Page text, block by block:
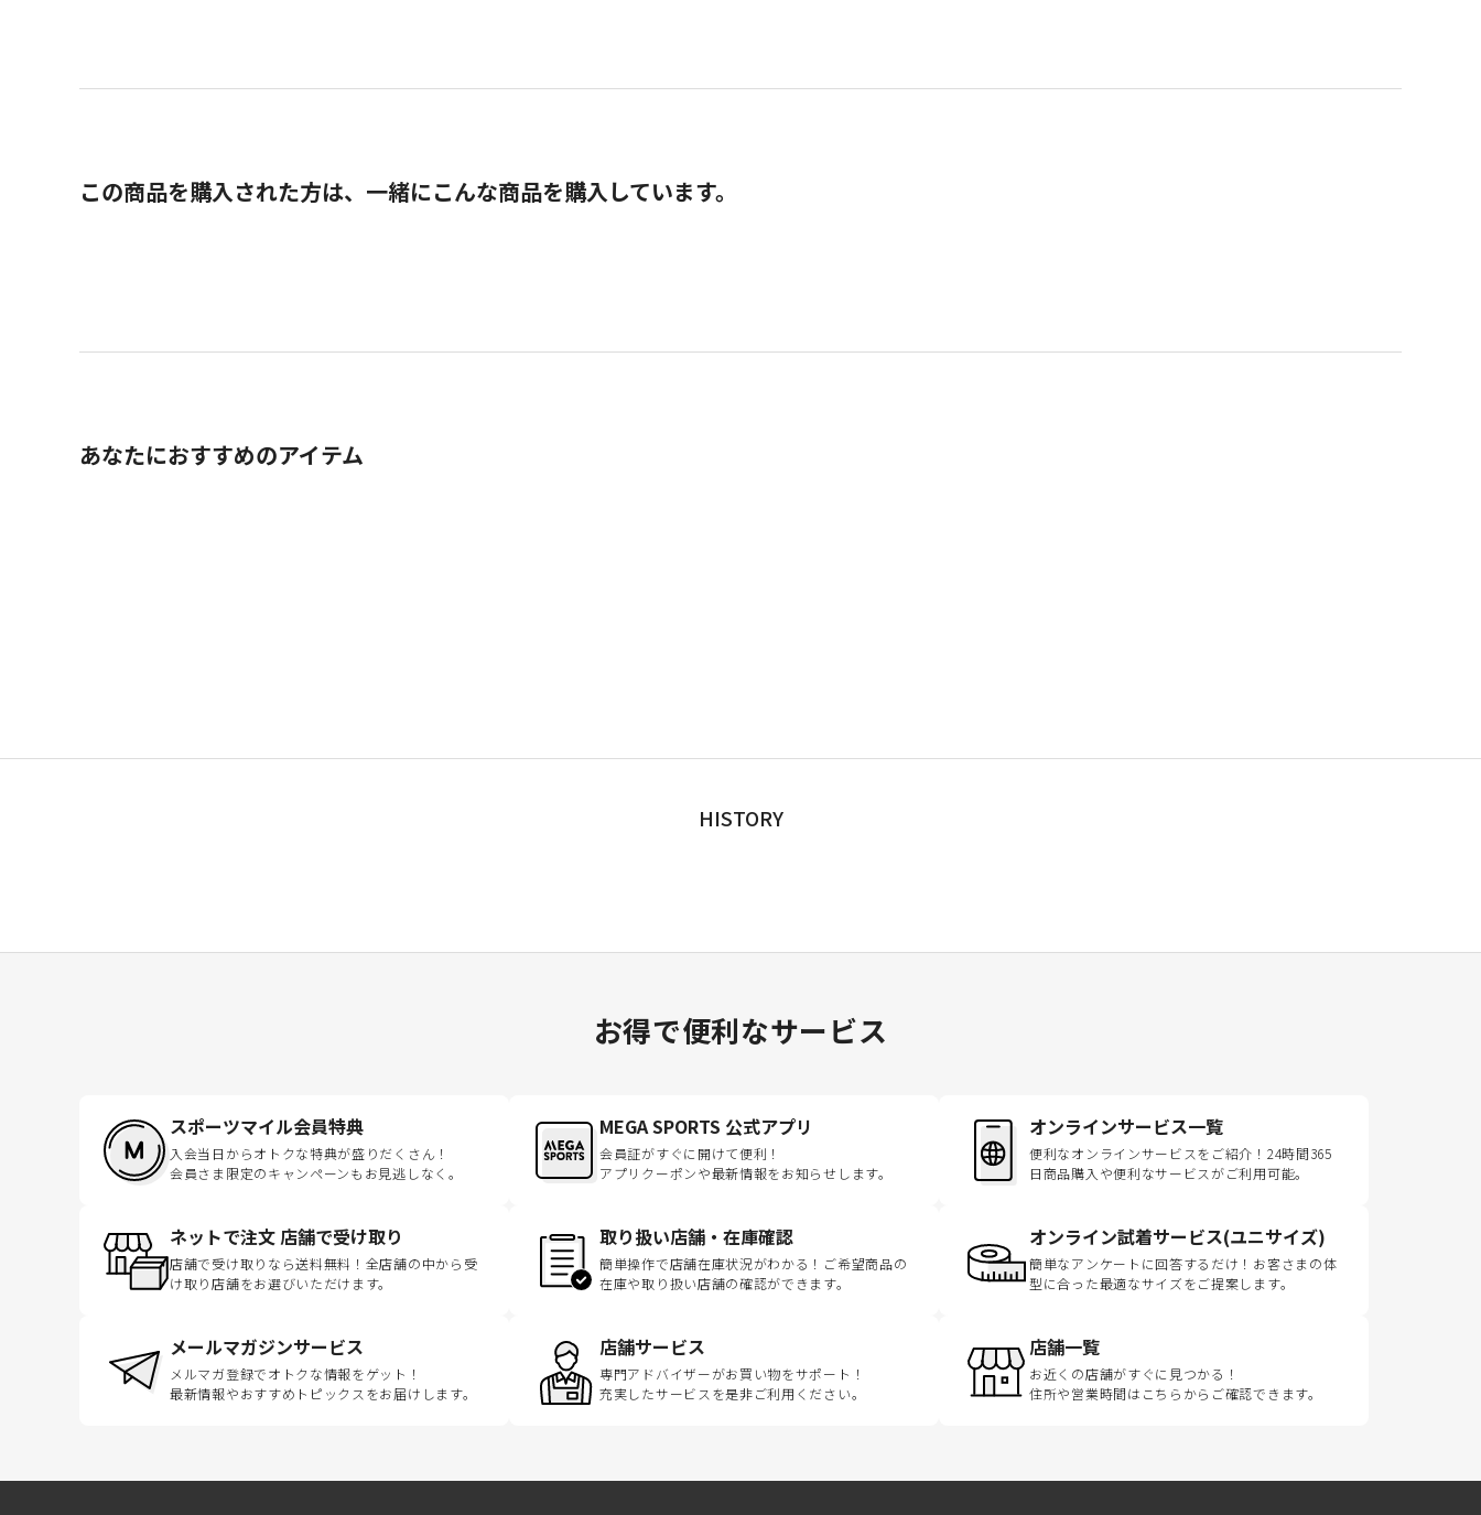
この商品を購入された方は、一緒にこんな商品を購入しています。
あなたにおすすめのアイテム
HISTORY
お得で便利なサービス
スポーツマイル会員特典
入会当日からオトクな特典が盛りだくさん！
会員さま限定のキャンペーンもお見逃しなく。
MEGA SPORTS 公式アプリ
会員証がすぐに開けて便利！
アプリクーポンや最新情報をお知らせします。
オンラインサービス一覧
便利なオンラインサービスをご紹介！24時間365
日商品購入や便利なサービスがご利用可能。
ネットで注文 店舗で受け取り
店舗で受け取りなら送料無料！全店舗の中から受
け取り店舗をお選びいただけます。
取り扱い店舗・在庫確認
簡単操作で店舗在庫状況がわかる！ご希望商品の
在庫や取り扱い店舗の確認ができます。
オンライン試着サービス(ユニサイズ)
簡単なアンケートに回答するだけ！お客さまの体
型に合った最適なサイズをご提案します。
メールマガジンサービス
メルマガ登録でオトクな情報をゲット！
最新情報やおすすめトピックスをお届けします。
店舗サービス
専門アドバイザーがお買い物をサポート！
充実したサービスを是非ご利用ください。
店舗一覧
お近くの店舗がすぐに見つかる！
住所や営業時間はこちらからご確認できます。